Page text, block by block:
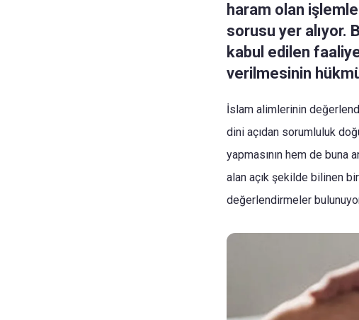
haram olan
sorusu yer alıyor.
kabul edilen
verilmesinin
İslam alimlerinin
dini açıdan sorumluluk
yapmasının hem de buna
alan açık şekilde bilinen
değerlendirmeler